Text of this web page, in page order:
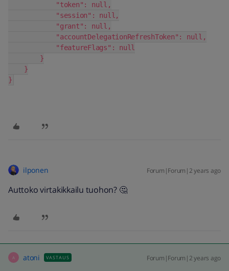
            "token": null,
            "session": null,
            "grant": null,
            "accountDelegationRefreshToken": null,
            "featureFlags": null
        }
    }
}
ilponen Forum|Forum|2 years ago
Auttoko virtakikkailu tuohon? 🤔
A atoni VASTAUS Forum|Forum|2 years ago